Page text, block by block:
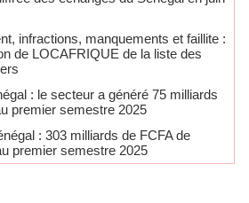
infractions, manquements et faillite :
de LOCAFRIQUE de la liste des
: le secteur a généré 75 milliards
premier semestre 2025
: 303 milliards de FCFA de
premier semestre 2025